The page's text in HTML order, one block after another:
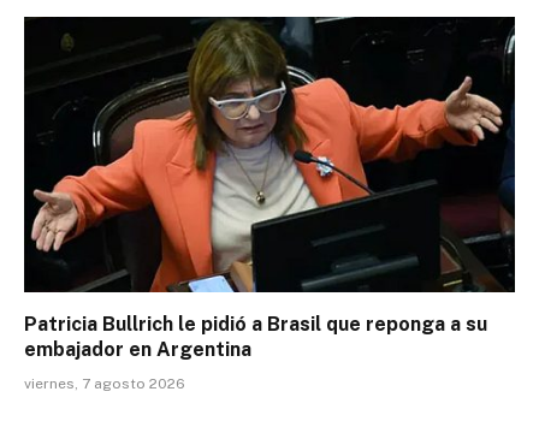
Patricia Bullrich le pidió a Brasil que reponga a su
embajador en Argentina
viernes, 7 agosto 2026